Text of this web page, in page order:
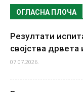
ОГЛАСНА ПЛОЧА
Резултати
својства
07.07.2026.